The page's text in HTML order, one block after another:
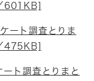
601KB]
ート調査とりま
475KB]
ト調査とりまと